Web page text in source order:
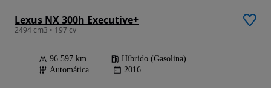
Lexus NX 300h Executive+
2494 cm3 • 197 cv
96 597 km
Híbrido (Gasolina)
Automática
2016